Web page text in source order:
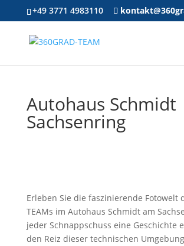
+49 3771 4983110
Autohaus
Sachsenring
Erleben Sie die faszinierende Fotowelt
TEAMs im Autohaus Schmidt am
jeder Schnappschuss eine Geschichte
den Reiz dieser technischen